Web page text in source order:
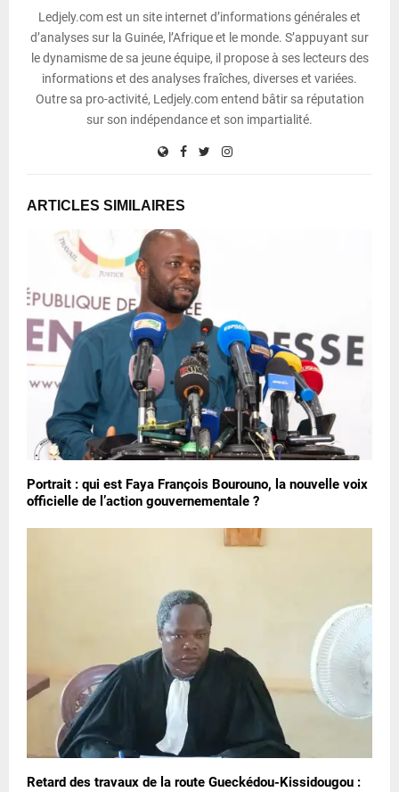
Ledjely.com est un site internet d’informations générales et
d’analyses sur la Guinée, l’Afrique et le monde. S’appuyant sur
le dynamisme de sa jeune équipe, il propose à ses lecteurs des
informations et des analyses fraîches, diverses et variées.
Outre sa pro-activité, Ledjely.com entend bâtir sa réputation
sur son indépendance et son impartialité.
ARTICLES SIMILAIRES
Portrait : qui est Faya François Bourouno, la nouvelle voix
officielle de l’action gouvernementale ?
Retard des travaux de la route Gueckédou-Kissidougou :